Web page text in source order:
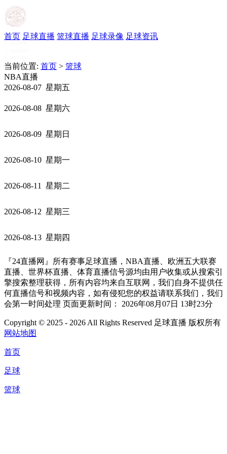
首页 足球直播 篮球直播 足球录像 足球资讯
当前位置: 首页 > 篮球
NBA直播
2026-08-07 星期五
2026-08-08 星期六
2026-08-09 星期日
2026-08-10 星期一
2026-08-11 星期二
2026-08-12 星期三
2026-08-13 星期四
『24直播网』所有赛事足球直播，NBA直播、欧洲五大联赛
直播、世界杯直播、体育直播信号源均由用户收集或从搜索引
擎搜索整理获得，所有内容均来自互联网，我们自身不提供任
何直播信号和视频内容，如有侵犯您的权益请联系我们，我们
会第一时间处理 页面更新时间： 2026年08月07日 13时23分
Copyright © 2025 - 2026 All Rights Reserved 足球直播 版权所有
网站地图
首页
足球
篮球